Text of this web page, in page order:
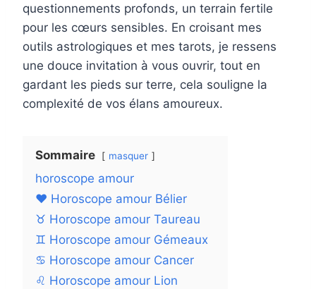
questionnements profonds, un terrain fertile
pour les cœurs sensibles. En croisant mes
outils astrologiques et mes tarots, je ressens
une douce invitation à vous ouvrir, tout en
gardant les pieds sur terre, cela souligne la
complexité de vos élans amoureux.
Sommaire masquer
horoscope amour
❤️ Horoscope amour Bélier
♉ Horoscope amour Taureau
♊ Horoscope amour Gémeaux
♋ Horoscope amour Cancer
♌ Horoscope amour Lion